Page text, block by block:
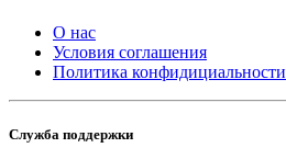
О нас
Условия соглашения
Политика конфидициальности
Служба поддержки